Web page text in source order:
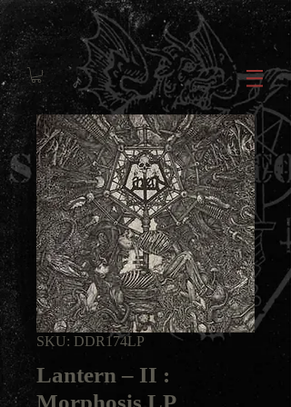
SKU: DDR174LP
Lantern ‎– II :
Morphosis LP